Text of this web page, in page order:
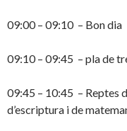
09:00 – 09:10 – Bon dia
09:10 – 09:45 – pla de
09:45 – 10:45 – Reptes
d’escriptura i de